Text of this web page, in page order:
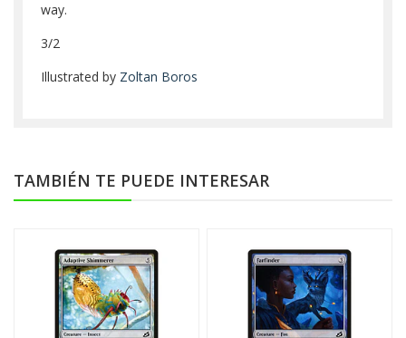
way.
3/2
Illustrated by Zoltan Boros
TAMBIÉN TE PUEDE INTERESAR